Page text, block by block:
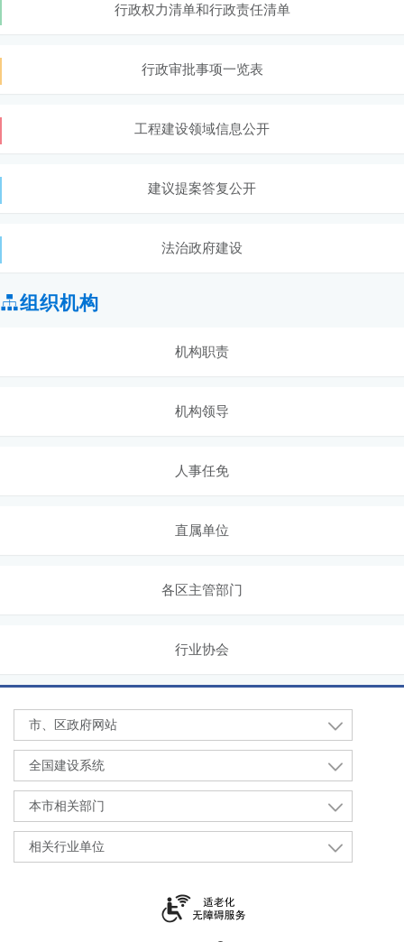
行政权力清单和行政责任清单
行政审批事项一览表
工程建设领域信息公开
建议提案答复公开
法治政府建设
组织机构
机构职责
机构领导
人事任免
直属单位
各区主管部门
行业协会
市、区政府网站
全国建设系统
本市相关部门
相关行业单位